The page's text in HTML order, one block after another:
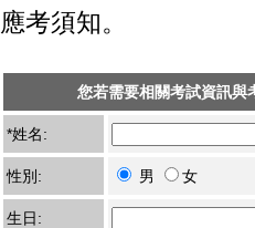
應考須知。
您若需要相關考試資訊與
*姓名:
性別: 男 女
生日: